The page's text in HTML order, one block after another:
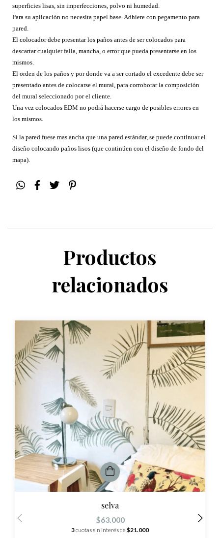
superficies lisas, sin imperfecciones, polvo ni humedad.
Para su aplicación no necesita papel base. Adhiere con pegamento para
pared.
El colocador debe presentar los paños antes de ser colocados para
descartar cualquier falla, mancha, o error que pueda presentarse en los
mismos.
El orden de los paños y por donde va a ser cortado el excedente debe ser
presentado antes de colocarse el mural, para corroborar la composición
del mural seleccionado por el cliente.
Una vez colocados EDM no podrá hacerse cargo de posibles errores en
los mismos.
Si la pared fuese mas ancha que una pared estándar, se puede continuar el
diseño colocando paños lisos (que continúen con el diseño de fondo del
mapa).
Productos
relacionados
selva
$63.000
3cuotas sin interés de$21.000